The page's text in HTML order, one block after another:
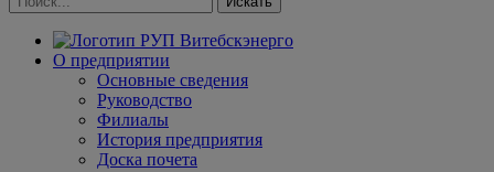
О предприятии
Основные сведения
Руководство
Филиалы
История предприятия
Доска почета